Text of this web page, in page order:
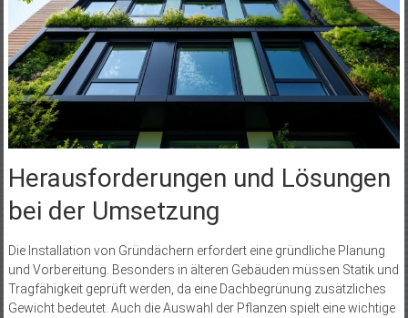
Herausforderungen und Lösungen
bei der Umsetzung
Die Installation von Gründächern erfordert eine gründliche Planung
und Vorbereitung. Besonders in älteren Gebäuden müssen Statik und
Tragfähigkeit geprüft werden, da eine Dachbegrünung zusätzliches
Gewicht bedeutet. Auch die Auswahl der Pflanzen spielt eine wichtige